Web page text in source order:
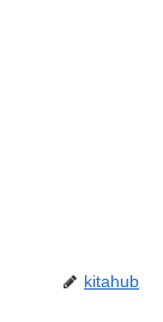
kitahub